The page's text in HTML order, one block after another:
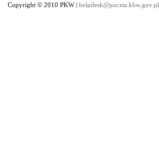
Copyright © 2010 PKW | helpdesk@poczta.kbw.gov.pl